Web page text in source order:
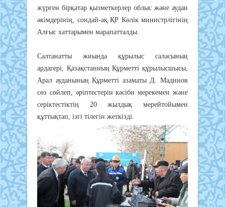
жүрген бірқатар қызметкерлер облыс және аудан
әкімдерінің, сондай-ақ ҚР Көлік министрлігінің
Алғыс хаттарымен марапатталды.
Салтанатты жиында құрылыс саласының
ардагері, Қазақстанның Құрметті құрылысшысы,
Арал ауданының Құрметті азаматы Д. Мадинов
сөз сөйлеп, әріптестерін кәсіби мерекемен және
серіктестіктің 20 жылдық мерейтойымен
құттықтап, ізгі тілегін жеткізді.